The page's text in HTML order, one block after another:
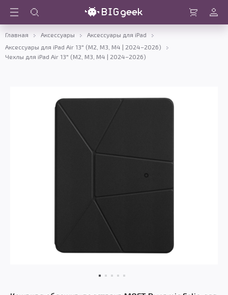
Войти
Главная Аксессуары
Аксессуары для iPad
Аксессуары для iPad Air 13" (M2, M3, M4 | 2024–2026)
Чехлы для iPad Air 13" (M2, M3, M4 | 2024–2026)